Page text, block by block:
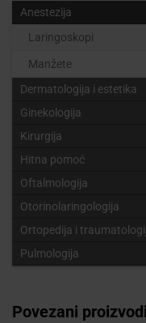
Anestezija
Laringoskopi
Manžete
Dermatologija i estetika
Ginekologija
Kirurgija
Hitna pomoć
Oftalmologija
Otorinolaringologija
Ortopedija i
Pulmologija
Povezani proizvodi